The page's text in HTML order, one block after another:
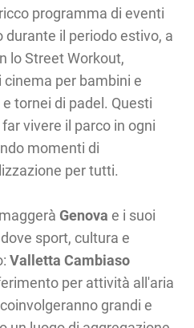
programma di eventi
durante il periodo estivo, a
lo Street Workout,
per bambini e
tornei di padel. Questi
vivere il parco in ogni
momenti di
per tutti.
Genova e i suoi
sport, cultura e
Valletta Cambiaso
per attività all'aria
grandi e